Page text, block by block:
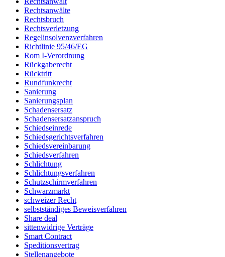
Rechtsanwälte
Rechtsbruch
Rechtsverletzung
Regelinsolvenzverfahren
Richtlinie 95/46/EG
Rom I-Verordnung
Rückgaberecht
Rücktritt
Rundfunkrecht
Sanierung
Sanierungsplan
Schadensersatz
Schadensersatzanspruch
Schiedseinrede
Schiedsgerichtsverfahren
Schiedsvereinbarung
Schiedsverfahren
Schlichtung
Schlichtungsverfahren
Schutzschirmverfahren
Schwarzmarkt
schweizer Recht
selbstständiges Beweisverfahren
Share deal
sittenwidrige Verträge
Smart Contract
Speditionsvertrag
Stellenangebote